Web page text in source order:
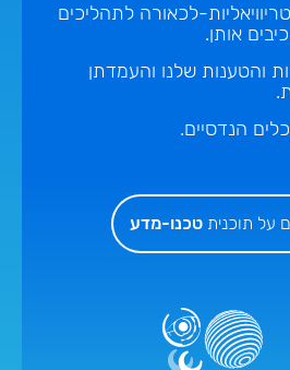
לכאורה לתהליכים
אותן.
והטענות שלנו והעמדתן
הנדסיים.
על תוכנית טכנו-מדע